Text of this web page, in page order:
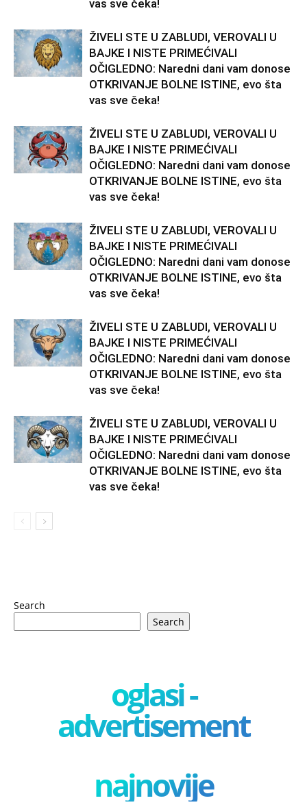
vas sve čeka!
ŽIVELI STE U ZABLUDI, VEROVALI U
BAJKE I NISTE PRIMEĆIVALI
OČIGLEDNO: Naredni dani vam donose
OTKRIVANJE BOLNE ISTINE, evo šta
vas sve čeka!
ŽIVELI STE U ZABLUDI, VEROVALI U
BAJKE I NISTE PRIMEĆIVALI
OČIGLEDNO: Naredni dani vam donose
OTKRIVANJE BOLNE ISTINE, evo šta
vas sve čeka!
ŽIVELI STE U ZABLUDI, VEROVALI U
BAJKE I NISTE PRIMEĆIVALI
OČIGLEDNO: Naredni dani vam donose
OTKRIVANJE BOLNE ISTINE, evo šta
vas sve čeka!
ŽIVELI STE U ZABLUDI, VEROVALI U
BAJKE I NISTE PRIMEĆIVALI
OČIGLEDNO: Naredni dani vam donose
OTKRIVANJE BOLNE ISTINE, evo šta
vas sve čeka!
ŽIVELI STE U ZABLUDI, VEROVALI U
BAJKE I NISTE PRIMEĆIVALI
OČIGLEDNO: Naredni dani vam donose
OTKRIVANJE BOLNE ISTINE, evo šta
vas sve čeka!
Search
Search
oglasi -
advertisement
najnovije